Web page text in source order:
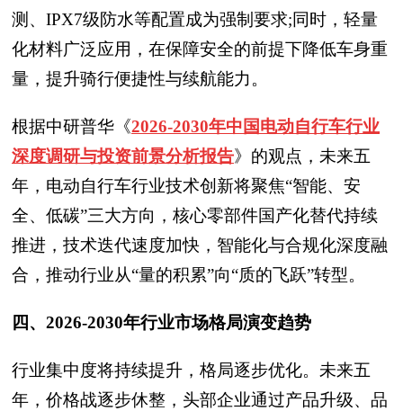
测、IPX7级防水等配置成为强制要求;同时，轻量
化材料广泛应用，在保障安全的前提下降低车身重
量，提升骑行便捷性与续航能力。
根据中研普华 《2026-2030年中国电动自行车行业
深度调研与投资前景分析报告》 的观点，未来五
年，电动自行车行业技术创新将聚焦“智能、安
全、低碳”三大方向，核心零部件国产化替代持续
推进，技术迭代速度加快，智能化与合规化深度融
合，推动行业从“量的积累”向“质的飞跃”转型。
四、2026-2030年行业市场格局演变趋势
行业集中度将持续提升，格局逐步优化。未来五
年，价格战逐步休整，头部企业通过产品升级、品